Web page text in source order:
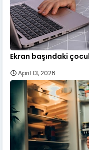
Ekran başındaki
April 13, 2026